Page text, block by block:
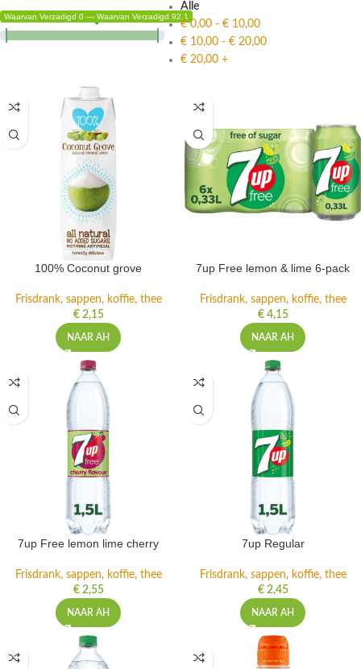
Waarvan Verzadigd 0 — Waarvan Verzadigd 92.1
Alle
€0,00 - € 10,00
€ 10,00 - € 20,00
€ 20,00 +
100% Coconut grove
Frisdrank, sappen, koffie, thee
€2,15
NAAR AH
7up Free lemon & lime 6-pack
Frisdrank, sappen, koffie, thee
€4,15
NAAR AH
7up Free lemon lime cherry
Frisdrank, sappen, koffie, thee
€2,55
NAAR AH
7up Regular
Frisdrank, sappen, koffie, thee
€2,45
NAAR AH